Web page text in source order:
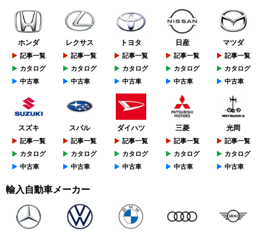
ホンダ
記事一覧
カタログ
中古車
レクサス
記事一覧
カタログ
中古車
トヨタ
記事一覧
カタログ
中古車
日産
記事一覧
カタログ
中古車
マツダ
記事一覧
カタログ
中古車
スズキ
記事一覧
カタログ
中古車
スバル
記事一覧
カタログ
中古車
ダイハツ
記事一覧
カタログ
中古車
三菱
記事一覧
カタログ
中古車
光岡
記事一覧
カタログ
中古車
輸入自動車メーカー